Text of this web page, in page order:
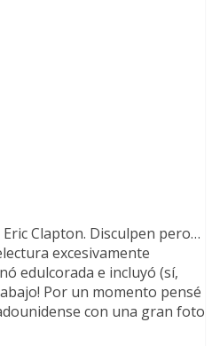
Eric Clapton. Disculpen pero…
excesivamente
edulcorada e incluyó (sí,
Por un momento pensé
con una gran foto